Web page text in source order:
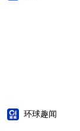
环球趣闻